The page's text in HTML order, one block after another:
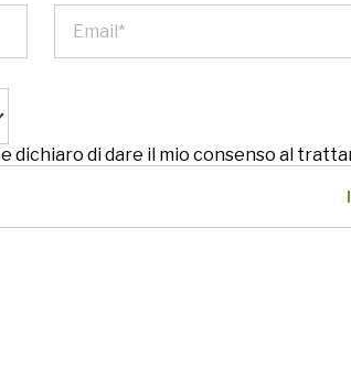
e dichiaro di dare il mio consenso al